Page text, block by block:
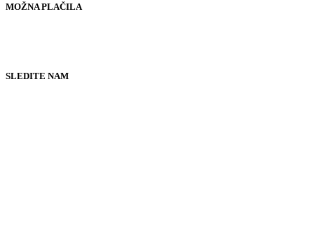
MOŽNA PLAČILA
SLEDITE NAM